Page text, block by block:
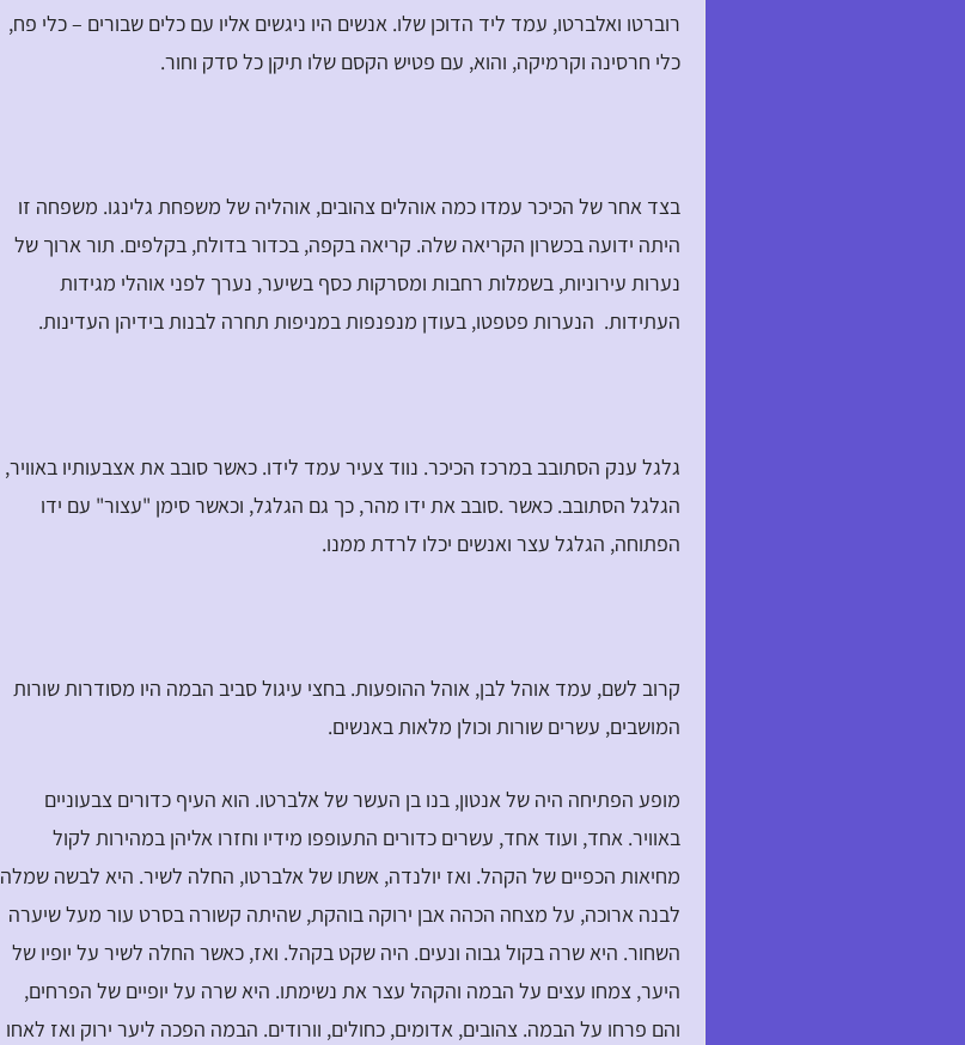
רוברטו ואלברטו, עמד ליד הדוכן שלו. אנשים היו ניגשים אליו עם כלים שבורים – כלי פח,
כלי חרסינה וקרמיקה, והוא, עם פטיש הקסם שלו תיקן כל סדק וחור.
בצד אחר של הכיכר עמדו כמה אוהלים צהובים, אוהליה של משפחת גלינגו. משפחה זו
היתה ידועה בכשרון הקריאה שלה. קריאה בקפה, בכדור בדולח, בקלפים. תור ארוך של
נערות עירוניות, בשמלות רחבות ומסרקות כסף בשיער, נערך לפני אוהלי מגידות
העתידות. הנערות פטפטו, בעודן מנפנפות במניפות תחרה לבנות בידיהן העדינות.
גלגל ענק הסתובב במרכז הכיכר. נווד צעיר עמד לידו. כאשר סובב את אצבעותיו באוויר,
הגלגל הסתובב. כאשר .סובב את ידו מהר, כך גם הגלגל, וכאשר סימן "עצור" עם ידו
הפתוחה, הגלגל עצר ואנשים יכלו לרדת ממנו.
קרוב לשם, עמד אוהל לבן, אוהל ההופעות. בחצי עיגול סביב הבמה היו מסודרות שורות
המושבים, עשרים שורות וכולן מלאות באנשים.
מופע הפתיחה היה של אנטון, בנו בן העשר של אלברטו. הוא העיף כדורים צבעוניים
באוויר. אחד, ועוד אחד, עשרים כדורים התעופפו מידיו וחזרו אליהן במהירות לקול
מחיאות הכפיים של הקהל. ואז יולנדה, אשתו של אלברטו, החלה לשיר. היא לבשה שמלה
לבנה ארוכה, על מצחה הכהה אבן ירוקה בוהקת, שהיתה קשורה בסרט עור מעל שיערה
השחור. היא שרה בקול גבוה ונעים. היה שקט בקהל. ואז, כאשר החלה לשיר על יופיו של
היער, צמחו עצים על הבמה והקהל עצר את נשימתו. היא שרה על יופיים של הפרחים,
והם פרחו על הבמה. צהובים, אדומים, כחולים, וורודים. הבמה הפכה ליער ירוק ואז לאחו